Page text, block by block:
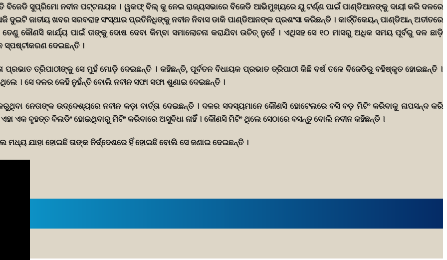
ସୁପ୍ରିମୋ ନବୀନ ପଟ୍ଟନାୟକ । ୱକଫ୍ ବିଲ୍ କୁ ନେଇ ରାଜ୍ୟସଭାରେ ବିଜେଡି ଆଭିମୁଖ୍ୟରେ ୟୁ ଟର୍ଣ୍ଣ ପାଇଁ ପାଣ୍ଡିଆନଙ୍କୁ ଦାୟୀ କରି ଦଳରେ
ଦୁଇଟି ଜାତୀୟ ଖବର ସରବରାହ ସଂସ୍ଥାର ପ୍ରତିନିଧିଙ୍କୁ ନବୀନ ନିବାସ ଡାକି ପାଣ୍ଡିଆନଙ୍କ ପ୍ରଶଂସା କରିଛନ୍ତି । କାର୍ତ୍ତିକେୟନ୍ ପାଣ୍ଡିଆନ୍ ଅତୀତରେ
କୌଣସି କାର୍ଯ୍ୟ ପାଇଁ ତାଙ୍କୁ ଦୋଷ ଦେବା କିମ୍ବା ସମାଲୋଚନା କରାଯିବା ଉଚିତ୍ ନୁହେଁ । ଏଥିସହ ସେ ୧୦ ମାସରୁ ଅଧିକ ସମୟ ପୂର୍ବରୁ ଦଳ ଛାଡ଼ି
ସ୍ପଷ୍ଟୀକରଣ ଦେଇଛନ୍ତି ।
ତ୍ରିପାଠୀଙ୍କୁ ସେ ମୁହଁ ମୋଡ଼ି ଦେଇଛନ୍ତି । କହିଛନ୍ତି, ପୂର୍ବତନ ବିଧାୟକ ପ୍ରଭାତ ତ୍ରିପାଠୀ କିଛି ବର୍ଷ ତଳେ ବିଜେଡିରୁ ବହିଷ୍କୃତ ହୋଇଛନ୍ତି ।
। ସେ ଦଳର କେହି ନୁହଁନ୍ତି ବୋଲି ନବୀନ ସଫା ସଫା ଶୁଣାଇ ଦେଇଛନ୍ତି ।
ନେତାଙ୍କ ଉଦ୍ଦେଶ୍ୟରେ ନବୀନ କଡ଼ା ବାର୍ତ୍ତା ଦେଇଛନ୍ତି । ଦଳର ସଦସ୍ୟମାନେ କୌଣସି ହୋଟେଲରେ ବସି ବଡ଼ ମିଟିଂ କରିବାକୁ ନାପସନ୍ଦ କରି
ଏକ ବୃହତ୍ତ ବିଲଡିଂ ହୋଇଥିବାରୁ ମିଟିଂ କରିବାରେ ଅସୁବିଧା ନାହିଁ । କୌଣସି ମିଟିଂ ଥିଲେ ସେଠାରେ ବସନ୍ତୁ ବୋଲି ନବୀନ କହିଛନ୍ତି ।
ଯାହା ହୋଇଛି ତାଙ୍କ ନିର୍ଦ୍ଦେଶରେ ହିଁ ହୋଇଛି ବୋଲି ସେ ଜଣାଇ ଦେଇଛନ୍ତି ।